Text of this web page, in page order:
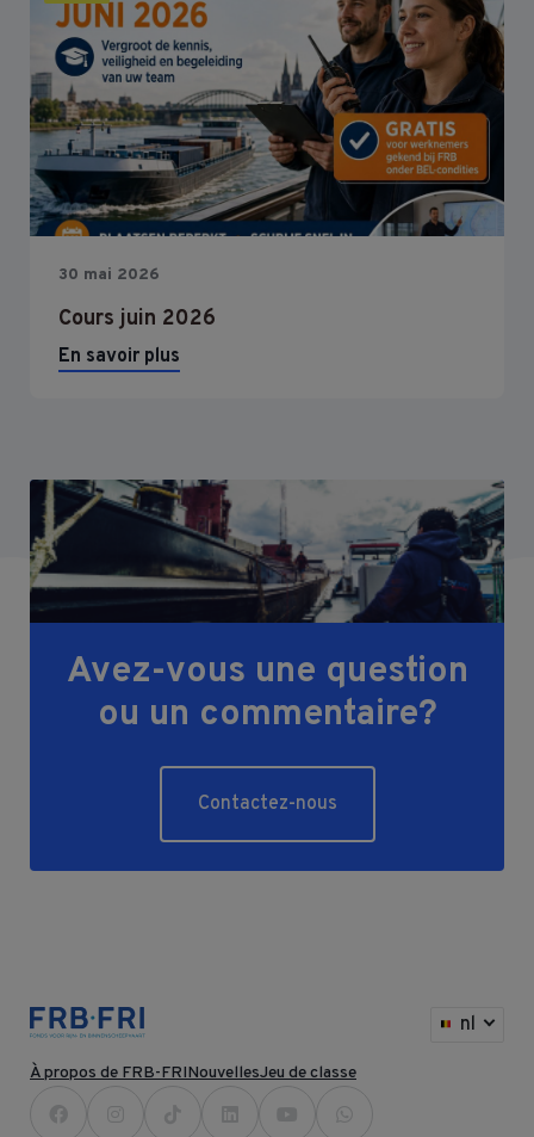
30 mai 2026
Cours juin 2026
En savoir plus
Avez-vous une question
ou un commentaire?
Contactez-nous
nl
À propos de FRB-FRINouvellesJeu de classe